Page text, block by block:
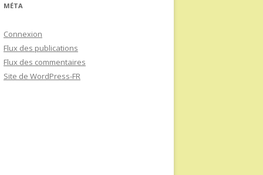
MÉTA
Connexion
Flux des publications
Flux des commentaires
Site de WordPress-FR